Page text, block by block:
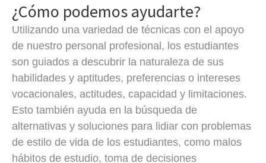
¿Cómo podemos ayudarte?
Utilizando una variedad de técnicas con el apoyo
de nuestro personal profesional, los estudiantes
son guiados a descubrir la naturaleza de sus
habilidades y aptitudes, preferencias o intereses
vocacionales, actitudes, capacidad y limitaciones.
Esto también ayuda en la búsqueda de
alternativas y soluciones para lidiar con problemas
de estilo de vida de los estudiantes, como malos
hábitos de estudio, toma de decisiones